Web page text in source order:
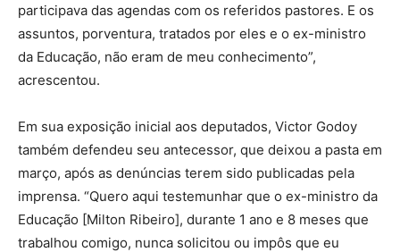
participava das agendas com os referidos pastores. E os
assuntos, porventura, tratados por eles e o ex-ministro
da Educação, não eram de meu conhecimento”,
acrescentou.
Em sua exposição inicial aos deputados, Victor Godoy
também defendeu seu antecessor, que deixou a pasta em
março, após as denúncias terem sido publicadas pela
imprensa. “Quero aqui testemunhar que o ex-ministro da
Educação [Milton Ribeiro], durante 1 ano e 8 meses que
trabalhou comigo, nunca solicitou ou impôs que eu